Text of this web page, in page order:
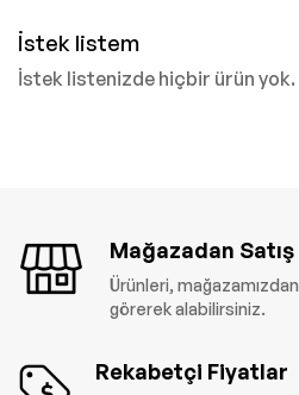
İstek listem
İstek listenizde hiçbir ürün yok.
Mağazadan Satış
Ürünleri, mağazamızdan
görerek alabilirsiniz.
Rekabetçi Fiyatlar